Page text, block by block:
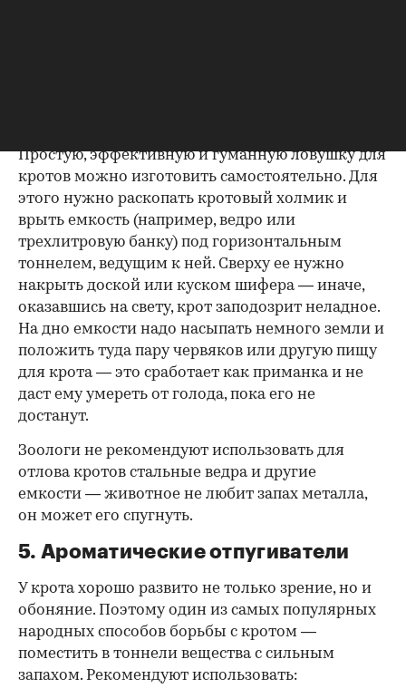
Простую, эффективную и гуманную ловушку для
кротов можно изготовить самостоятельно. Для
этого нужно раскопать кротовый холмик и
врыть емкость (например, ведро или
трехлитровую банку) под горизонтальным
тоннелем, ведущим к ней. Сверху ее нужно
накрыть доской или куском шифера — иначе,
оказавшись на свету, крот заподозрит неладное.
На дно емкости надо насыпать немного земли и
положить туда пару червяков или другую пищу
для крота — это сработает как приманка и не
даст ему умереть от голода, пока его не
достанут.
Зоологи не рекомендуют использовать для
отлова кротов стальные ведра и другие
емкости — животное не любит запах металла,
он может его спугнуть.
5. Ароматические отпугиватели
У крота хорошо развито не только зрение, но и
обоняние. Поэтому один из самых популярных
народных способов борьбы с кротом —
поместить в тоннели вещества с сильным
запахом. Рекомендуют использовать: